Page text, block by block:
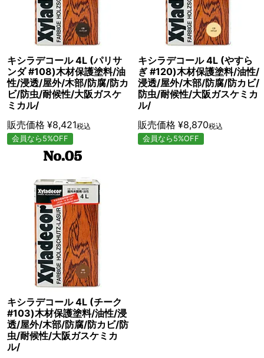
キシラデコール 4L (パリサ
ンダ #108)木材保護塗料/油
性/浸透/屋外/木部/防腐/防カ
ビ/防虫/耐候性/大阪ガスケ
ミカル/
販売価格 ¥8,421税込
会員なら5%OFF
キシラデコール 4L (やすら
ぎ #120)木材保護塗料/油性/
浸透/屋外/木部/防腐/防カビ/
防虫/耐候性/大阪ガスケミカ
ル/
販売価格 ¥8,870税込
会員なら5%OFF
キシラデコール 4L (チーク
#103)木材保護塗料/油性/浸
透/屋外/木部/防腐/防カビ/防
虫/耐候性/大阪ガスケミカ
ル/